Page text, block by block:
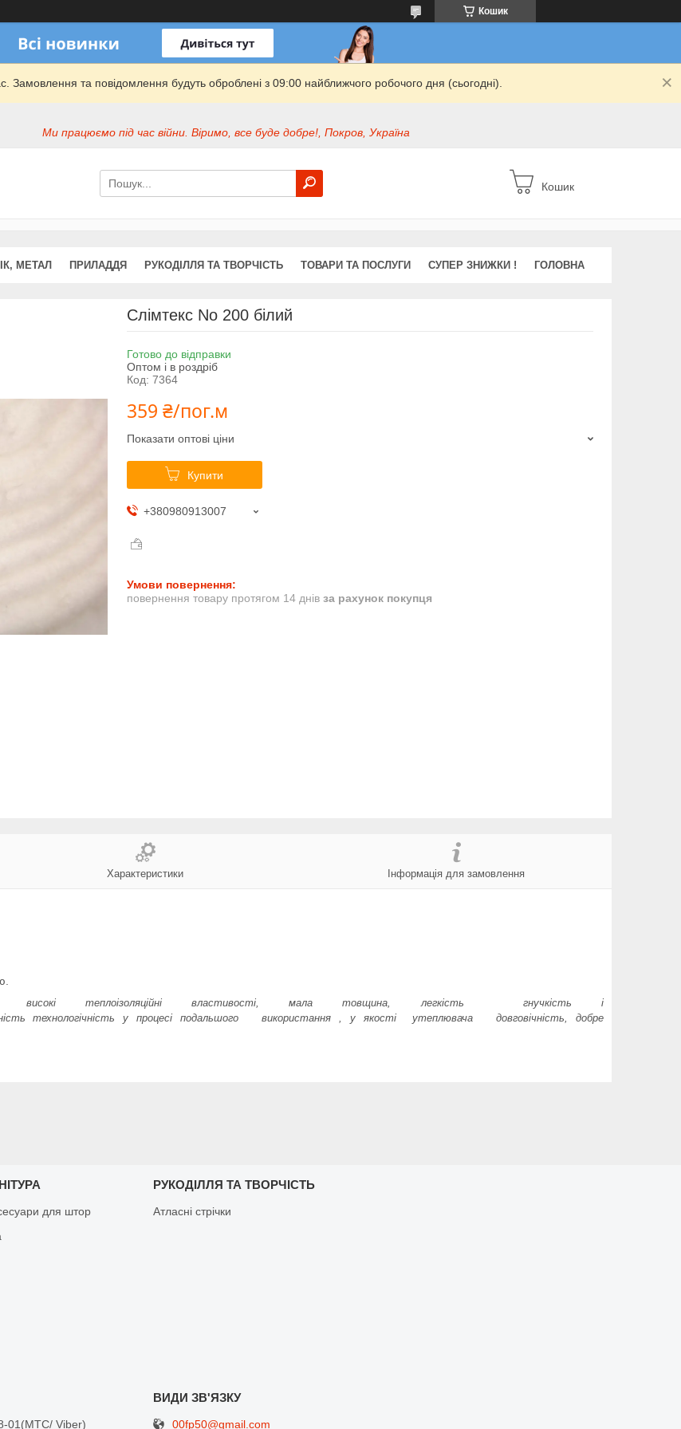
Кошик
Замовлення та повідомлення будуть оброблені з 09:00 найближчого робочого дня (сьогодні).
Ми працюємо під час війни. Віримо, все буде добре!, Покров, Україна
Кошик
МЕТАЛ ПРИЛАДДЯ РУКОДІЛЛЯ ТА ТВОРЧІСТЬ ТОВАРИ ТА ПОСЛУГИ СУПЕР ЗНИЖКИ ! ГОЛОВНА
Слімтекс No 200 білий
Готово до відправки
Оптом і в роздріб
Код: 7364
359 ₴/пог.м
Показати оптові ціни
Купити
+380980913007
повернення товару протягом 14 днів за рахунок покупця
Характеристики Інформація для замовлення
високі теплоізоляційнівластивості, мала товщина, легкість
гнучкість і
технологічність у процесі подальшого використання , у якості утеплювачадовговічність,добре
для штор
РУКОДІЛЛЯ ТА ТВОРЧІСТЬ
Атласні стрічки
01 МТС/ Viber 00fp50@gmail.com